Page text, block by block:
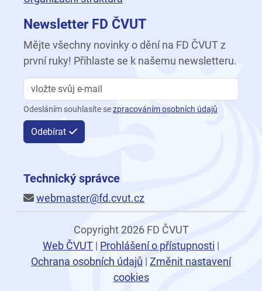
Newsletter FD ČVUT
Mějte všechny novinky o dění na FD ČVUT z
první ruky! Přihlaste se k našemu newsletteru.
Odesláním souhlasíte sezpracováním osobních údajů
Odebírat
Technický správce
webmaster@fd.cvut.cz
Copyright 2026 FD ČVUT
Web ČVUT | Prohlášení o přístupnosti |
Ochrana osobních údajů | Změnit nastavení
cookies